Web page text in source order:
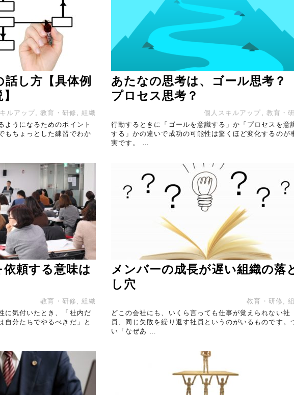
し方【具体例
ルアップ,教育・研修 , 組織
ようになるためのポイント
もちょっとした練習でわか
あたなの思考は、ゴール思考？
プロセス思考？
個人スキルアップ , 教育・
行動するときに「ゴールを意識する」か「プロセスを意
する」かの違いで成功の可能性は驚くほど変化するのが
実です。 …
頼する意味は
教育・研修 , 組織
に気付いたとき、「社内だ
自分たちでやるべきだ」と
メンバーの成長が遅い組織の落
し穴
教育・研修 ,
どこの会社にも、いくら言っても仕事が覚えられない社
員、同じ失敗を繰り返す社員というのがいるものです。
い「なぜあ …